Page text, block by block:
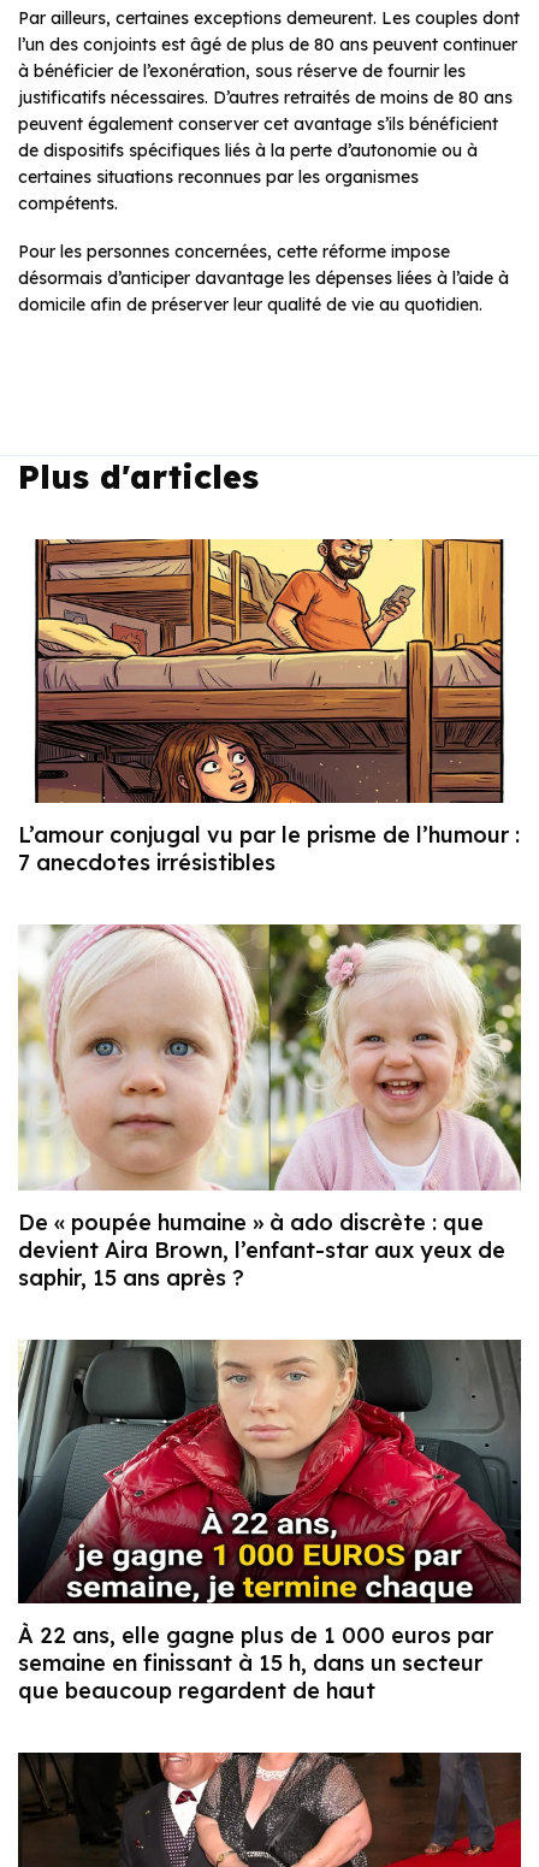
Par ailleurs, certaines exceptions demeurent. Les couples dont
l’un des conjoints est âgé de plus de 80 ans peuvent continuer
à bénéficier de l’exonération, sous réserve de fournir les
justificatifs nécessaires. D’autres retraités de moins de 80 ans
peuvent également conserver cet avantage s’ils bénéficient
de dispositifs spécifiques liés à la perte d’autonomie ou à
certaines situations reconnues par les organismes
compétents.
Pour les personnes concernées, cette réforme impose
désormais d’anticiper davantage les dépenses liées à l’aide à
domicile afin de préserver leur qualité de vie au quotidien.
Plus d'articles
L’amour conjugal vu par le prisme de l’humour :
7 anecdotes irrésistibles
De « poupée humaine » à ado discrète : que
devient Aira Brown, l’enfant-star aux yeux de
saphir, 15 ans après ?
À 22 ans, elle gagne plus de 1 000 euros par
semaine en finissant à 15 h, dans un secteur
que beaucoup regardent de haut